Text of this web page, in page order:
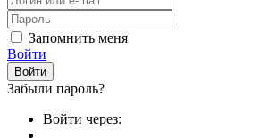
Запомнить меня
Войти
Забыли пароль?
Войти через: